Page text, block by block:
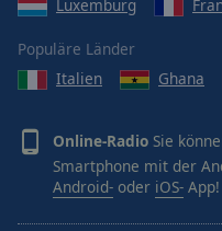
Luxemburg
Populäre Länder
Italien
Ghana
Online-Radio Sie
Smartphone mit der
Android- oder iOS- App!